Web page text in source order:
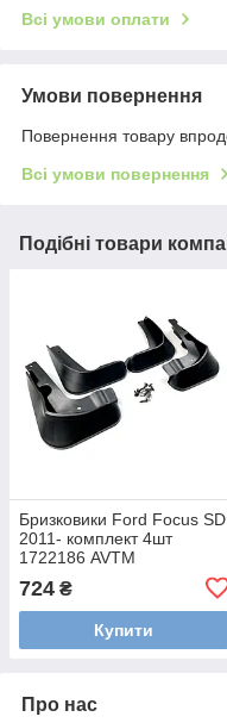
Всі умови оплати
Умови повернення
Повернення товару
Всі умови повернення
Подібні товари
Бризковики Ford Focus SD
2011- комплект 4шт
1722186 AVTM
724 ₴
Купити
Про нас